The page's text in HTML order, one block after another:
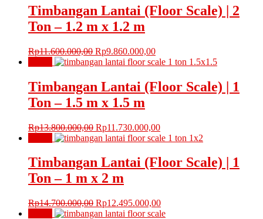
Rp22.000.000,00.adalah:
Rp18.700.000,00.
Timbangan Lantai (Floor Scale) | 2
Ton – 1.2 m x 1.2 m
Rp11.600.000,00 Harga
aslinya
Rp11.600.000,00.
Rp9.860.000,00Harga
saat
adalah:
Rp9.860.000,00.
Timbangan Lantai (Floor Scale) | 1
Ton – 1.5 m x 1.5 m
Rp13.800.000,00 Harga
aslinya
Rp13.800.000,00.
Rp11.730.000,00Harga
saat
adalah:
Rp11.730.000,00.
Timbangan Lantai (Floor Scale) | 1
Ton – 1 m x 2 m
Rp14.700.000,00 Harga
aslinya
Rp12.495.000,00Harga
saat